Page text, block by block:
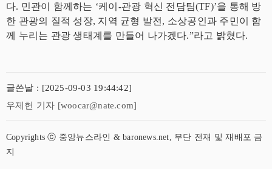
다. 민관이 함께하는 ‘케이-관광 혁신 전담팀(TF)’을 통해 방
한 관광의 질적 성장, 지역 균형 발전, 소상공인과 주민이 함
께 누리는 관광 생태계를 만들어 나가겠다.”라고 밝혔다.
글쓴날 : [2025-09-03 19:44:42]
우제헌 기자 [woocar@nate.com]
Copyrights ⓒ 중앙뉴스라인 & baronews.net, 무단 전재 및 재배포 금
지